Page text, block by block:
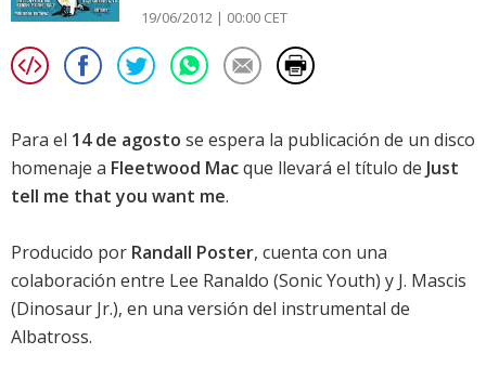
19/06/2012 | 00:00 CET
Para el 14 de agosto se espera la publicación de un disco
homenaje a Fleetwood Macque llevará el título de Just
tell me that you want me.
Producido por Randall Poster, cuenta con una
colaboración entre Lee Ranaldo (Sonic Youth) y J. Mascis
(Dinosaur Jr.), en una versión del instrumental de
Albatross.